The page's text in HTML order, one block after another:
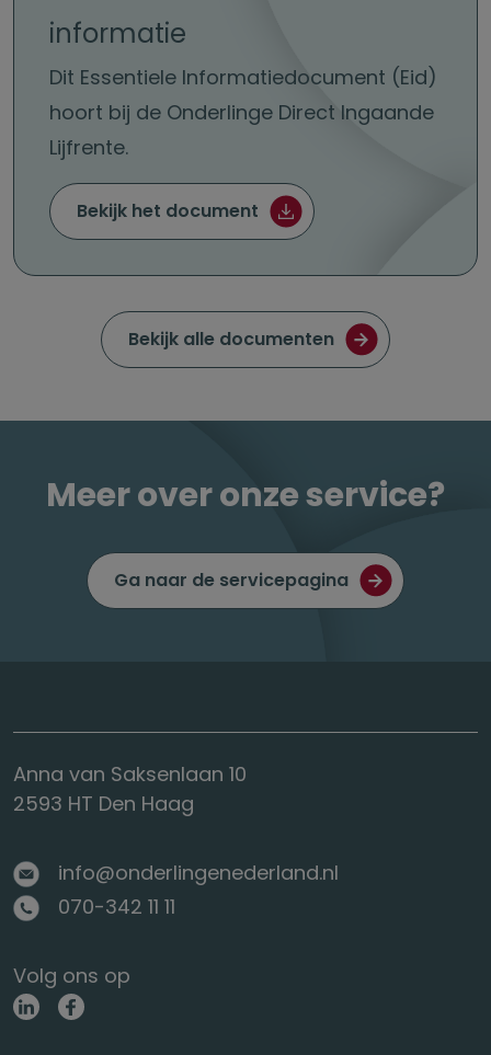
informatie
Dit Essentiele Informatiedocument (Eid)
hoort bij de Onderlinge Direct Ingaande
Lijfrente.
Bekijk het document Essentiele informatie
Bekijk alle documenten
Meer over onze service?
Ga naar de servicepagina
Anna van Saksenlaan 10
2593 HT Den Haag
info@onderlingenederland.nl
070-342 11 11
Volg ons op